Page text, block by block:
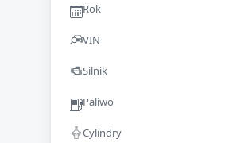
Rok
VIN
Silnik
Paliwo
Cylindry